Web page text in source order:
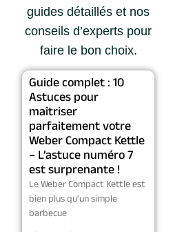
guides détaillés et nos
conseils d’experts pour
faire le bon choix.
Guide complet : 10
Astuces pour
maîtriser
parfaitement votre
Weber Compact Kettle
– L’astuce numéro 7
est surprenante !
Le Weber Compact Kettle est
bien plus qu'un simple
barbecue